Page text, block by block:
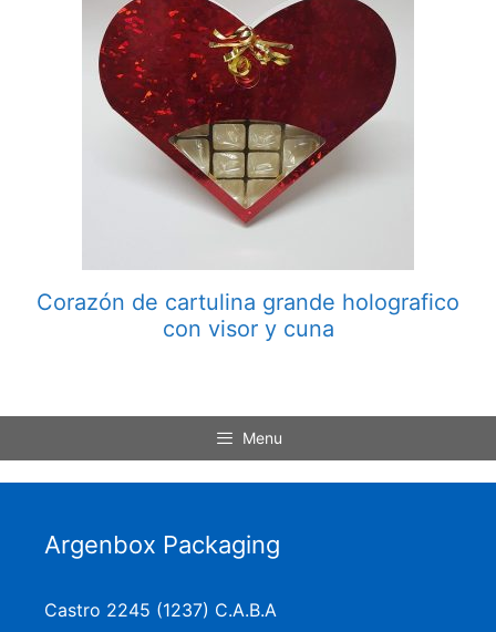
Corazón de cartulina grande holografico
con visor y cuna
Menu
Argenbox Packaging
Castro 2245 (1237) C.A.B.A